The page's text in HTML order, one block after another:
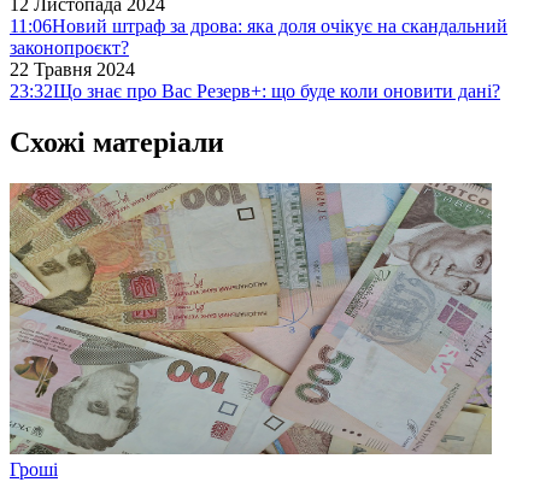
12 Листопада 2024
11:06Новий штраф за дрова: яка доля очікує на скандальний
законопроєкт?
22 Травня 2024
23:32Що знає про Вас Резерв+: що буде коли оновити дані?
Схожі матеріали
Гроші